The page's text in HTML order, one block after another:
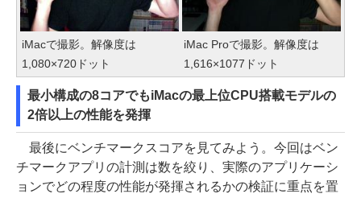
iMacで撮影。解像度は
1,080×720ドット
iMac Proで撮影。解像度は
1,616×1077ドット
最小構成の8コアでもiMacの最上位CPU搭載モデルの
2倍以上の性能を発揮
最後にベンチマークスコアを見てみよう。今回はベン
チマークアプリの計測は数を絞り、実際のアプリケーシ
ョンでどの程度の性能が発揮されるかの検証に重点を置